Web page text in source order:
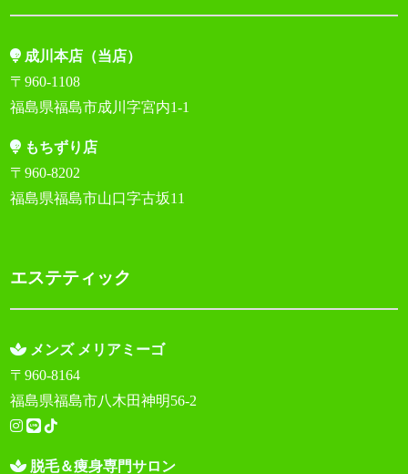
成川本店（当店）
〒960-1108
福島県福島市成川字宮内1-1
もちずり店
〒960-8202
福島県福島市山口字古坂11
エステティック
メンズ メリアミーゴ
〒960-8164
福島県福島市八木田神明56-2
脱毛＆痩身専門サロン